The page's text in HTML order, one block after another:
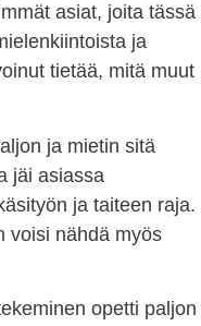
asiat, joita tässä
ja
tietää, mitä muut
ja mietin sitä
jäi asiassa
ja taiteen raja.
voisi nähdä myös
opetti paljon